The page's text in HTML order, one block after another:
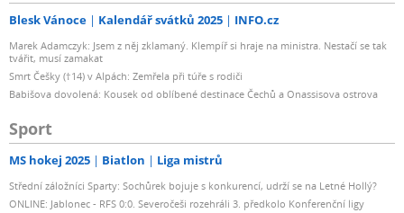
Blesk Vánoce Kalendář svátků 2025 INFO.cz
Marek Adamczyk: Jsem z něj zklamaný. Klempíř si hraje na ministra. Nestačí se tak
tvářit, musí zamakat
Smrt Češky (†14) v Alpách: Zemřela při túře s rodiči
Babišova dovolená: Kousek od oblíbené destinace Čechů a Onassisova ostrova
Sport
MS hokej 2025 Biatlon Liga mistrů
Střední záložníci Sparty: Sochůrek bojuje s konkurencí, udrží se na Letné Hollý?
ONLINE: Jablonec - RFS 0:0. Severočeši rozehráli 3. předkolo Konferenční ligy